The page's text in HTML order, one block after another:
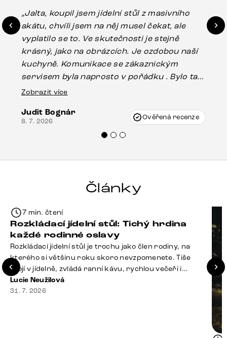
„Jalta, koupil jsem jídelní stůl z masivního
akátu, chvíli jsem na něj musel čekat, ale
vyplatilo se to. Ve skutečnosti je stejně
krásný, jako na obrázcích. Je ozdobou naší
kuchyně. Komunikace se zákaznickým
servisem byla naprosto v pořádku . Bylo tam
drobné poškození u nohy stolu, které mohlo
Vincze mi velmi korektně vyšli vstříc.
Doporučuji produkty Delife všem.“
Zobrazit více
Judit Bognár
8. 7. 2026 Ověřená recenze
Články
7 min. čtení
Rozkládací jídelní stůl: Tichý hrdina
každé rodinné oslavy
Rozkládací jídelní stůl je trochu jako člen rodiny, na
kterého si většinu roku skoro nevzpomenete. Tiše
stojí v jídelně, zvládá ranní kávu, rychlou večeři i
hromadu dopisů, které je potřeba „někdy vyřídit“. Pak
ale přijdou Vánoce, narozeniny nebo zpráva: „Stavíme
Lucie Neužilová
31. 7. 2026